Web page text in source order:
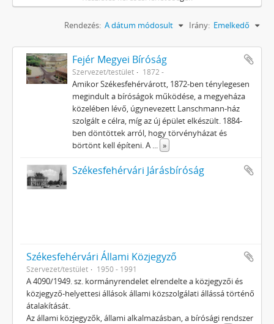
Rendezés: A dátum módosult Irány: Emelkedő
Fejér Megyei Bíróság
Szervezet/testület 1872 -
Amikor Székesfehérvárott, 1872-ben ténylegesen
megindult a bíróságok működése, a megyeháza
közelében lévő, úgynevezett Lanschmann-ház
szolgált e célra, míg az új épület elkészült. 1884-
ben döntöttek arról, hogy törvényházat és
börtönt kell építeni. A ... »
Székesfehérvári Járásbíróság
Székesfehérvári Állami Közjegyző
Szervezet/testület 1950 - 1991
A 4090/1949. sz. kormányrendelet elrendelte a közjegyzői és
közjegyző-helyettesi állások állami közszolgálati állássá történő
átalakítását.
Az állami közjegyzők, állami alkalmazásban, a bírósági rendszer